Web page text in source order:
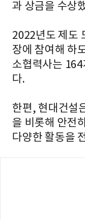
과 상금을 수상
2022년도 제도
장에 참여해 하
소협력사는
다.
한편, 현대건설
을 비롯해 안전
다양한 활동을